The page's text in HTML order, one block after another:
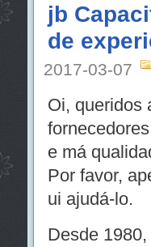
jb
de
2017-03-07
Oi, queridos
e má
Por favor,
ui ajudá-lo.
Desde